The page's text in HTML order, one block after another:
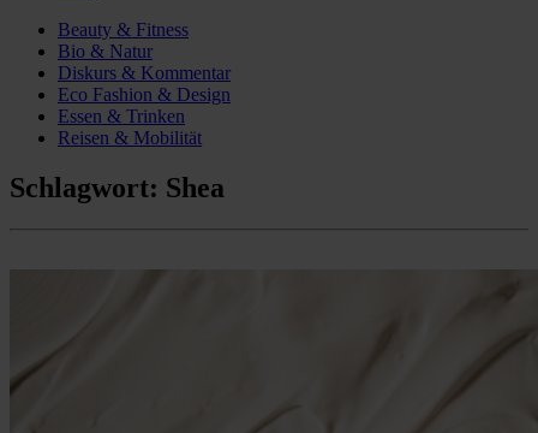
Beauty & Fitness
Bio & Natur
Diskurs & Kommentar
Eco Fashion & Design
Essen & Trinken
Reisen & Mobilität
Schlagwort: Shea